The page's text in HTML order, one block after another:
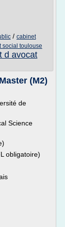
/ cabinet
social toulouse
d avocat
(M2)
de
Science
obligatoire)